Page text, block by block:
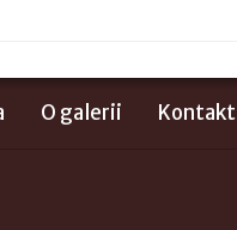
O galerii Kontakt